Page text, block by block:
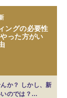
ングの必要性
った方がい
か？ しかし、新
いのでは？…